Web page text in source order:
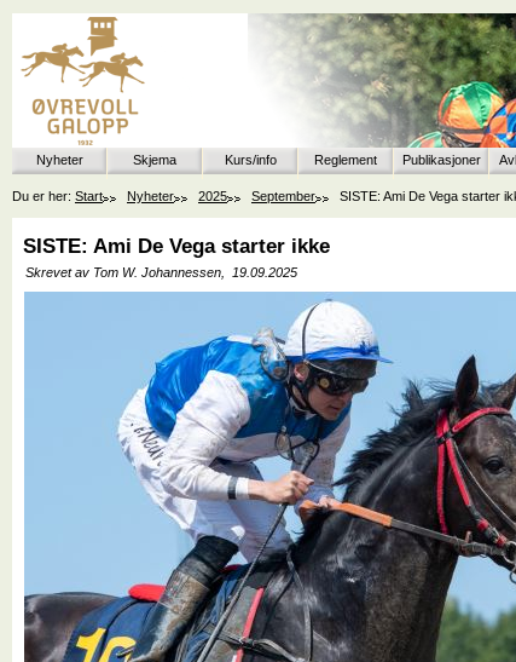
Nyheter Skjema Kurs/info Reglement Publikasjoner
Du er her: Start Nyheter 2025 September SISTE: Ami De Vega starter
SISTE: Ami De Vega starter ikke
Skrevet av Tom W. Johannessen, 19.09.2025